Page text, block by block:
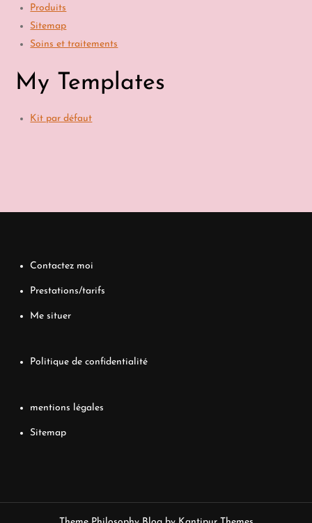
Produits
Sitemap
Soins et traitements
My Templates
Kit par défaut
Contactez moi
Prestations/tarifs
Me situer
Politique de confidentialité
mentions légales
Sitemap